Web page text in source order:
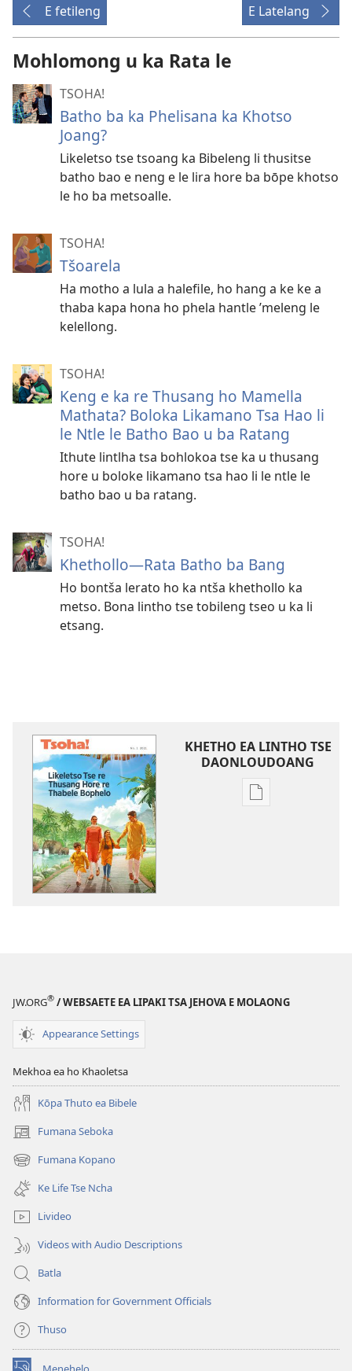
E fetileng E Latelang
Mohlomong u ka Rata le
TSOHA!
Batho ba ka Phelisana ka Khotso
Joang?
Likeletso tse tsoang ka Bibeleng li thusitse
batho bao e neng e le lira hore ba bōpe khotso
le ho ba metsoalle.
TSOHA!
Tšoarela
Ha motho a lula a halefile, ho hang a ke ke a
thaba kapa hona ho phela hantle ’meleng le
kelellong.
TSOHA!
Keng e ka re Thusang ho Mamella
Mathata? Boloka Likamano Tsa Hao li
le Ntle le Batho Bao u ba Ratang
Ithute lintlha tsa bohlokoa tse ka u thusang
hore u boloke likamano tsa hao li le ntle le
batho bao u ba ratang.
TSOHA!
Khethollo​—Rata Batho ba Bang
Ho bontša lerato ho ka ntša khethollo ka
metso. Bona lintho tse tobileng tseo u ka li
etsang.
KHETHO EA LINTHO TSE
DAONLOUDOANG
Khetho
Thusang
Bophelo
JW.ORG® / WEBSAETE EA LIPAKI TSA JEHOVA E MOLAONG
Appearance Settings
Mekhoa ea ho Khaoletsa
Kōpa Thuto ea Bibele
Fumana Seboka
(opens
new
window)
Fumana Kopano
(opens
new
window)
Ke Life Tse Ncha
Livideo
Videos with Audio Descriptions
Batla
Information for Government Officials
Thuso